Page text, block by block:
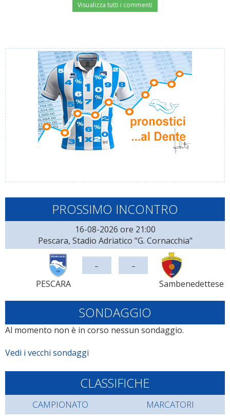
Visualizza tutti i commenti
PROSSIMO INCONTRO
16-08-2026 ore 21:00
Pescara, Stadio Adriatico "G. Cornacchia"
PESCARA
- -
Sambenedettese
SONDAGGIO
Al momento non è in corso nessun sondaggio.
Vedi i vecchi sondaggi
CLASSIFICHE
CAMPIONATO MARCATORI